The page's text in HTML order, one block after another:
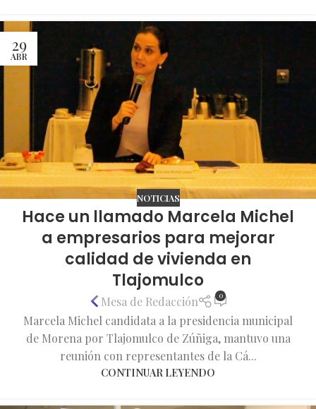
29
ABR
NOTICIAS
Hace un llamado Marcela Michel
a empresarios para mejorar
calidad de vivienda en
Tlajomulco
Mesa de Redacción 0
Marcela Michel candidata a la presidencia municipal
de Morena por Tlajomulco de Zúñiga, mantuvo una
reunión con representantes de la Cá...
CONTINUAR LEYENDO